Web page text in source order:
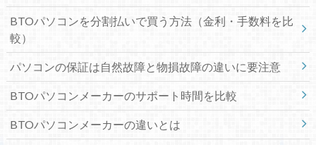
BTOパソコンを分割払いで買う方法（金利・手数料を比
較）
パソコンの保証は自然故障と物損故障の違いに要注意
BTOパソコンメーカーのサポート時間を比較
BTOパソコンメーカーの違いとは